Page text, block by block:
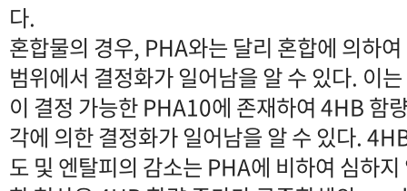
다.
혼합물의 경우, PHA와는 달리 혼합에 의하
범위에서 결정화가 일어남을 알 수 있다. 이
이 결정 가능한 PHA10에 존재하여 4HB 함
각에 의한 결정화가 일어남을 알 수 있다.
도 및 엔탈피의 감소는 PHA에 비하여 심하